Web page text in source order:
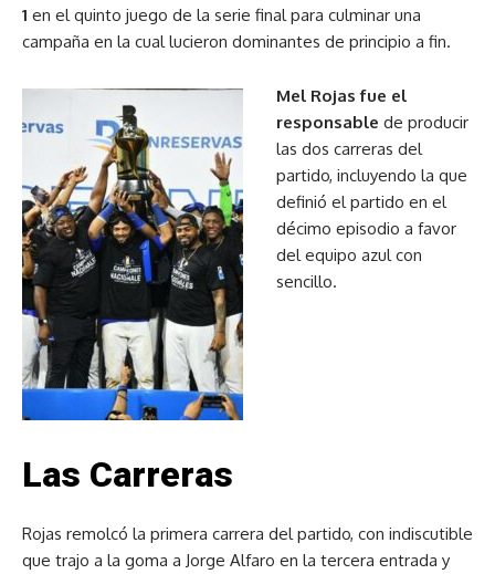
1 en el quinto juego de la serie final para culminar una
campaña en la cual lucieron dominantes de principio a fin.
Mel Rojas fue el
responsable de producir
las dos carreras del
partido, incluyendo la que
definió el partido en el
décimo episodio a favor
del equipo azul con
sencillo.
Las Carreras
Rojas remolcó la primera carrera del partido, con indiscutible
que trajo a la goma a Jorge Alfaro en la tercera entrada y